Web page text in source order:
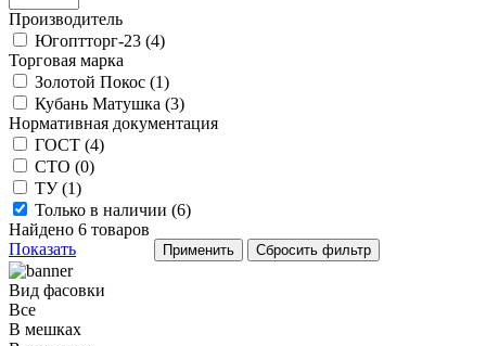
Производитель
Югоптторг-23 (4)
Торговая марка
Золотой Покос (1)
Кубань Матушка (3)
Нормативная документация
ГОСТ (4)
СТО (0)
ТУ (1)
Только в наличии (6)
Найдено 6 товаров
Показать
Вид фасовки
Все
В мешках